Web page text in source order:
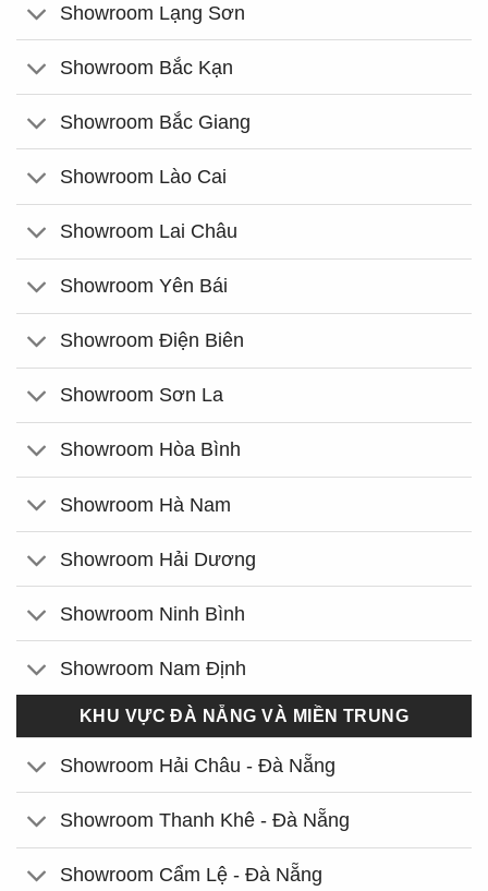
Showroom Lạng Sơn
Showroom Bắc Kạn
Showroom Bắc Giang
Showroom Lào Cai
Showroom Lai Châu
Showroom Yên Bái
Showroom Điện Biên
Showroom Sơn La
Showroom Hòa Bình
Showroom Hà Nam
Showroom Hải Dương
Showroom Ninh Bình
Showroom Nam Định
KHU VỰC ĐÀ NẴNG VÀ MIỀN TRUNG
Showroom Hải Châu - Đà Nẵng
Showroom Thanh Khê - Đà Nẵng
Showroom Cẩm Lệ - Đà Nẵng